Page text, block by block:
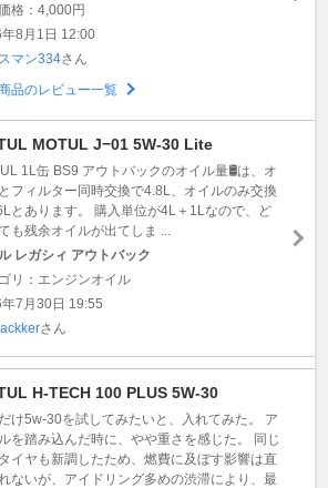
格：4,000円
8月1日 12:00
マン334さん
品のレビュー一覧
MOTUL J−01 5W-30 Lite
1L缶 BS9 アウトバックのオイル量🛢️は、オ
フィルター同時交換で4.8L、オイルのみ交換
とあります。 購入単位が4L＋1Lなので、ど
も残余オイルが出てしま ...
レガシィ アウトバック
リ：エンジンオイル
7月30日 19:55
さん
H-TECH 100 PLUS 5W-30
け5w-30を試してみたいと、入れてみた。 ア
を踏み込んだ時に、やや重さを感じた。 同じ
イヤも新調したため、燃費に及ぼす影響は直
ないが、アイドリング多めの渋滞により、最